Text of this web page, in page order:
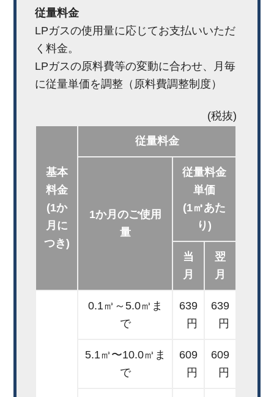
従量料金
LPガスの使用量に応じてお支払いいただ
く料金。
LPガスの原料費等の変動に合わせ、月毎
に従量単価を調整（原料費調整制度）
(税抜)
基本
料金
(1か
月に
つき)
従量料金
1か月のご使用
量
従量料金
単価
(1㎥あた
り)
当
月
翌
月
0.1㎥～5.0㎥ま
で
639
円
639
円
5.1㎥〜10.0㎥ま
で
609
円
609
円